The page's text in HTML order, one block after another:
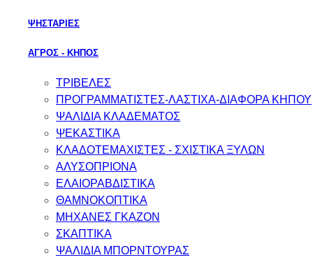
ΨΗΣΤΑΡΙΕΣ
ΑΓΡΟΣ - ΚΗΠΟΣ
ΤΡΙΒΕΛΕΣ
ΠΡΟΓΡΑΜΜΑΤΙΣΤΕΣ-ΛΑΣΤΙΧΑ-ΔΙΑΦOΡΑ ΚΗΠΟΥ
ΨΑΛΙΔΙΑ ΚΛΑΔΕΜΑΤΟΣ
ΨΕΚΑΣΤΙΚΑ
ΚΛΑΔΟΤΕΜΑΧΙΣΤΕΣ - ΣΧΙΣΤΙΚΑ ΞΥΛΩΝ
ΑΛΥΣΟΠΡΙΟΝΑ
ΕΛΑΙΟΡΑΒΔΙΣΤΙΚΑ
ΘΑΜΝΟΚΟΠΤΙΚΑ
ΜΗΧΑΝΕΣ ΓΚΑΖΟΝ
ΣΚΑΠΤΙΚΑ
ΨΑΛΙΔΙΑ ΜΠΟΡΝΤΟΥΡΑΣ